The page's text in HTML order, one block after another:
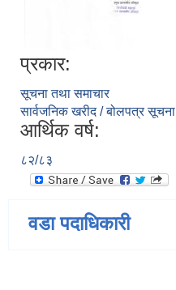
प्रकार:
सूचना तथा समाचार
सार्वजनिक खरीद / बोलपत्र सूचना
आर्थिक वर्ष:
८२/८३
वडा पदाधिकारी